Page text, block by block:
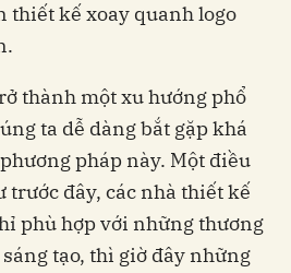
thiết kế xoay quanh logo
thành một xu hướng phổ
ta dễ dàng bắt gặp khá
pháp này. Một điều
trước đây, các nhà thiết kế
phù hợp với những thương
tạo, thì giờ đây những